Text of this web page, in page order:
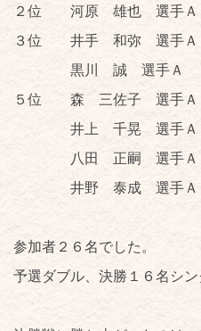
２位 河原 雄也 選手Ａ
３位 井手 和弥 選手Ａ
黒川 誠 選手Ａ
５位 森 三佐子 選手Ａ
井上 千晃 選手Ａ
八田 正嗣 選手Ａ
井野 泰成 選手Ａ
参加者２６名でした。
予選ダブル、決勝１６名シン